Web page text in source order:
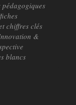
pédagogiques
chiffres clés
&
blancs